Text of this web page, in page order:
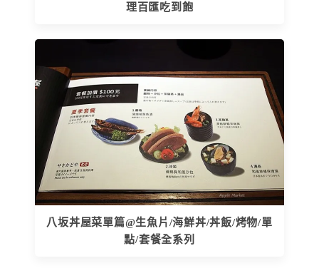
理百匯吃到飽
八坂丼屋菜單篇@生魚片/海鮮丼/丼飯/烤物/單
點/套餐全系列